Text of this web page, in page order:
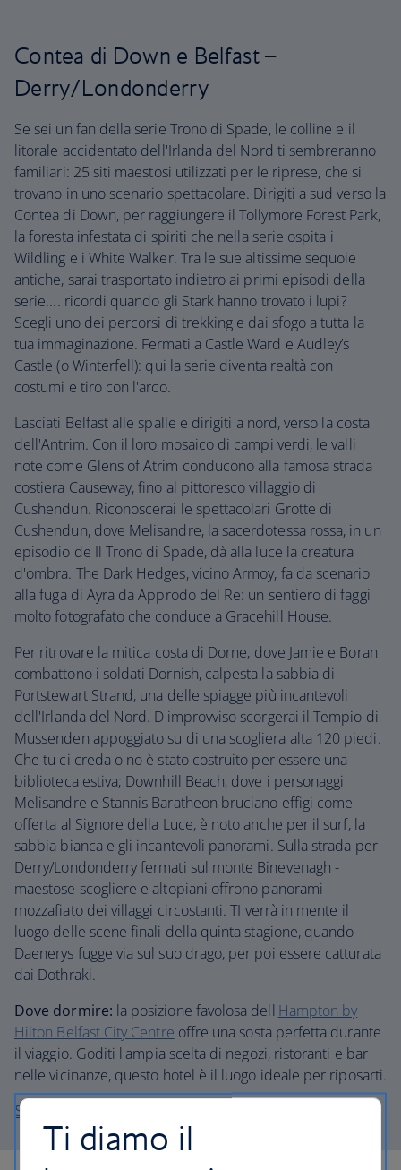
Contea di Down e Belfast –
Derry/Londonderry
Se sei un fan della serie Trono di Spade, le colline e il
litorale accidentato dell'Irlanda del Nord ti sembreranno
familiari: 25 siti maestosi utilizzati per le riprese, che si
trovano in uno scenario spettacolare. Dirigiti a sud verso la
Contea di Down, per raggiungere il Tollymore Forest Park,
la foresta infestata di spiriti che nella serie ospita i
Wildling e i White Walker. Tra le sue altissime sequoie
antiche, sarai trasportato indietro ai primi episodi della
serie.... ricordi quando gli Stark hanno trovato i lupi?
Scegli uno dei percorsi di trekking e dai sfogo a tutta la
tua immaginazione. Fermati a Castle Ward e Audley’s
Castle (o Winterfell): qui la serie diventa realtà con
costumi e tiro con l'arco.
Lasciati Belfast alle spalle e dirigiti a nord, verso la costa
dell'Antrim. Con il loro mosaico di campi verdi, le valli
note come Glens of Atrim conducono alla famosa strada
costiera Causeway, fino al pittoresco villaggio di
Cushendun. Riconoscerai le spettacolari Grotte di
Cushendun, dove Melisandre, la sacerdotessa rossa, in un
episodio de Il Trono di Spade, dà alla luce la creatura
d'ombra. The Dark Hedges, vicino Armoy, fa da scenario
alla fuga di Ayra da Approdo del Re: un sentiero di faggi
molto fotografato che conduce a Gracehill House.
Per ritrovare la mitica costa di Dorne, dove Jamie e Boran
combattono i soldati Dornish, calpesta la sabbia di
Portstewart Strand, una delle spiagge più incantevoli
dell'Irlanda del Nord. D'improvviso scorgerai il Tempio di
Mussenden appoggiato su di una scogliera alta 120 piedi.
Che tu ci creda o no è stato costruito per essere una
biblioteca estiva; Downhill Beach, dove i personaggi
Melisandre e Stannis Baratheon bruciano effigi come
offerta al Signore della Luce, è noto anche per il surf, la
sabbia bianca e gli incantevoli panorami. Sulla strada per
Derry/Londonderry fermati sul monte Binevenagh -
maestose scogliere e altopiani offrono panorami
mozzafiato dei villaggi circostanti. TI verrà in mente il
luogo delle scene finali della quinta stagione, quando
Daenerys fugge via sul suo drago, per poi essere catturata
dai Dothraki.
Dove dormire: la posizione favolosa dell'Hampton by
Hilton Belfast City Centre offre una sosta perfetta durante
il viaggio. Goditi l'ampia scelta di negozi, ristoranti e bar
nelle vicinanze, questo hotel è il luogo ideale per riposarti.
Scopra le vacanze in California
Ti diamo il